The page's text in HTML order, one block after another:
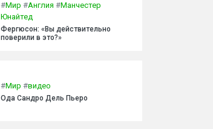
#Мир #Англия #Манчестер
Юнайтед
Фергюсон: «Вы действительно
поверили в это?»
#Мир #видео
Ода Сандро Дель Пьеро